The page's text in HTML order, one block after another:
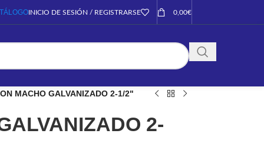
INICIO DE SESIÓN / REGISTRARSE 0,00€
MACHO GALVANIZADO 2-1/2"
2-